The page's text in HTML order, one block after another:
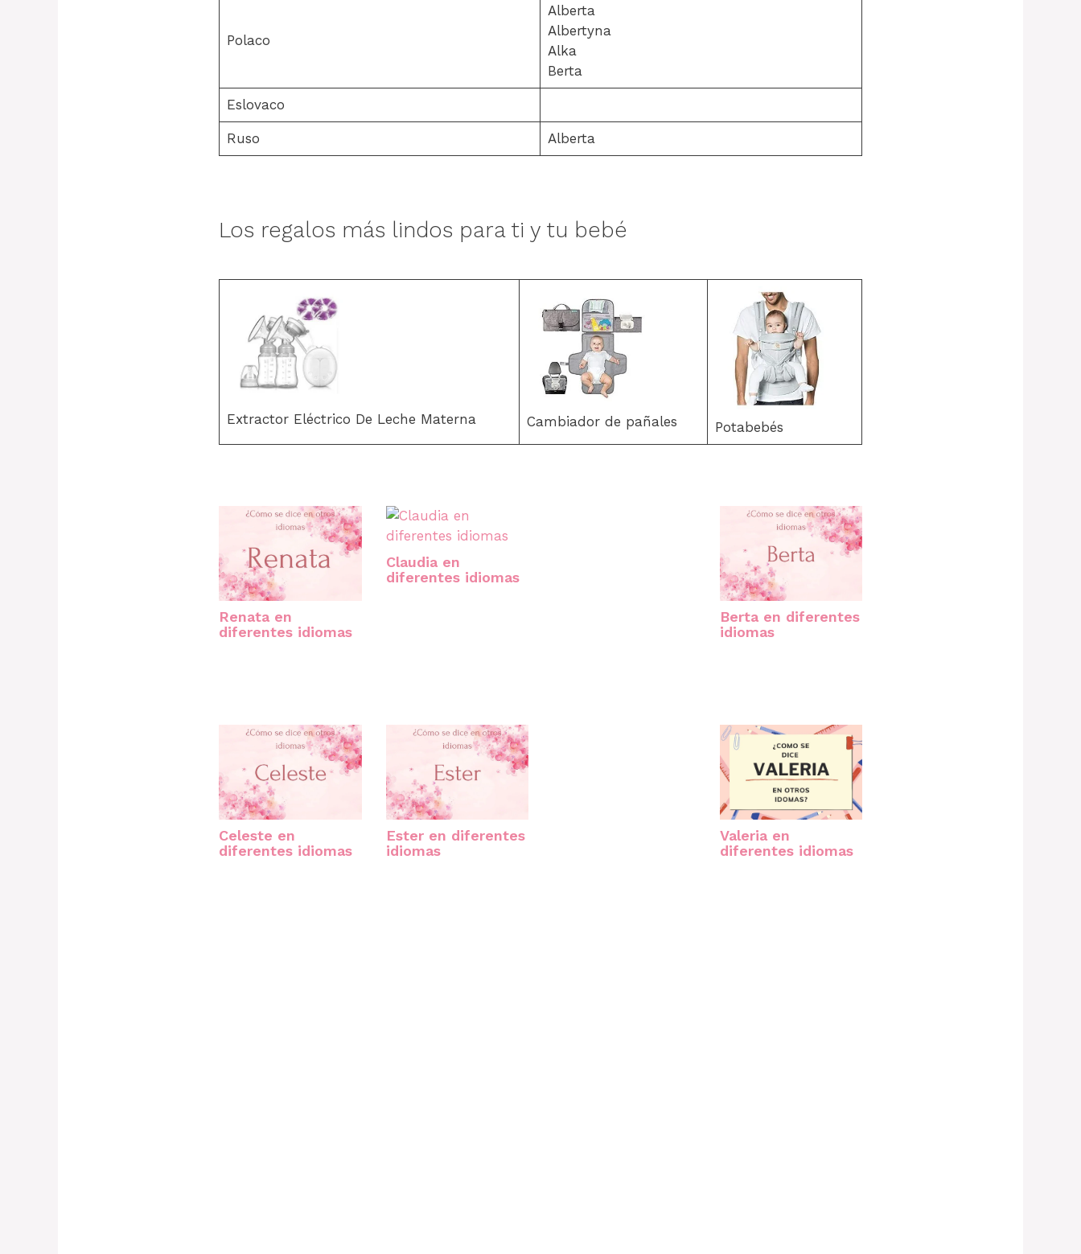
Polaco
Alberta
Albertyna
Alka
Berta
Eslovaco
Ruso Alberta
Los regalos más lindos para ti y tu bebé
Extractor Eléctrico De Leche Materna Cambiador de pañales Potabebés
Renata en
diferentes idiomas
Claudia en
diferentes idiomas
Berta en diferentes
idiomas
Celeste en
diferentes idiomas
Ester en diferentes
idiomas
Valeria en
diferentes idiomas